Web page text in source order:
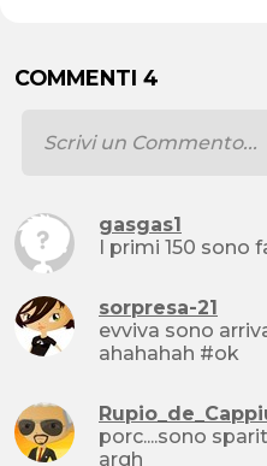
COMMENTI 4
gasgas1
I primi 150 sono
sorpresa-21
evviva sono
ahahahah #ok
porc....sono
argh